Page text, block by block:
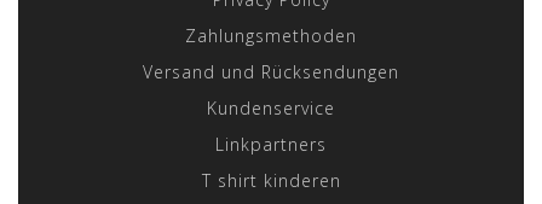
Zahlungsmethoden
Versand und Rücksendungen
Kundenservice
Linkpartners
T shirt kinderen